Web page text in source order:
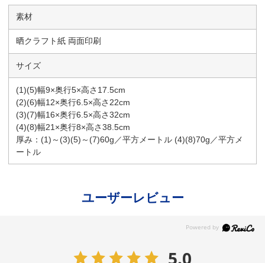
素材
晒クラフト紙 両面印刷
サイズ
(1)(5)幅9×奥行5×高さ17.5cm
(2)(6)幅12×奥行6.5×高さ22cm
(3)(7)幅16×奥行6.5×高さ32cm
(4)(8)幅21×奥行8×高さ38.5cm
厚み：(1)～(3)(5)～(7)60g／平方メートル (4)(8)70g／平方メ
ートル
ユーザーレビュー
5.0